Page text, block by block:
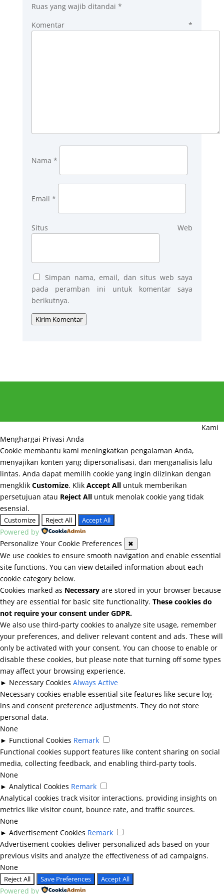
Ruas yang wajib ditandai *
Komentar*
Nama *
Email *
Situs Web
Simpan nama, email, dan situs web saya
pada peramban ini untuk komentar saya
berikutnya.
Kirim Komentar
Kami
Menghargai Privasi Anda
Cookie membantu kami meningkatkan pengalaman Anda,
menyajikan konten yang dipersonalisasi, dan menganalisis lalu
lintas. Anda dapat memilih cookie yang ingin diizinkan dengan
mengklik Customize. Klik Accept All untuk memberikan
persetujuan atau Reject All untuk menolak cookie yang tidak
esensial.
Customize Reject All Accept All
Powered by
Personalize Your Cookie Preferences
✖
We use cookies to ensure smooth navigation and enable essential
site functions. You can view detailed information about each
cookie category below.
Cookies marked as Necessary are stored in your browser because
they are essential for basic site functionality. These cookies do
not require your consent under GDPR.
We also use third-party cookies to analyze site usage, remember
your preferences, and deliver relevant content and ads. These will
only be activated with your consent. You can choose to enable or
disable these cookies, but please note that turning off some types
may affect your browsing experience.
► Necessary Cookies Always Active
Necessary cookies enable essential site features like secure log-
ins and consent preference adjustments. They do not store
personal data.
None
► Functional Cookies Remark
Functional cookies support features like content sharing on social
media, collecting feedback, and enabling third-party tools.
None
► Analytical Cookies Remark
Analytical cookies track visitor interactions, providing insights on
metrics like visitor count, bounce rate, and traffic sources.
None
► Advertisement Cookies Remark
Advertisement cookies deliver personalized ads based on your
previous visits and analyze the effectiveness of ad campaigns.
None
Reject All Save Preferences Accept All
Powered by